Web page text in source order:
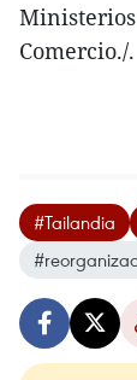
Comercio./.
#Tailandia